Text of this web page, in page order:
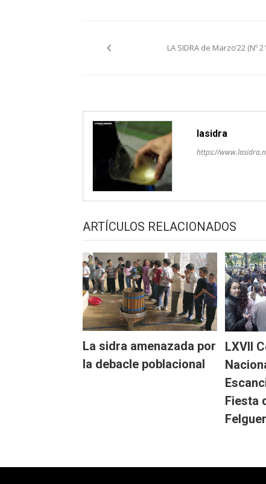
de
LA SIDRA de Marzo’22 (Nº
lasidra
https://
ARTÍCULOS RELACIONADOS
La sidra amenazada por
la debacle poblacional
LXVII
Fiesta